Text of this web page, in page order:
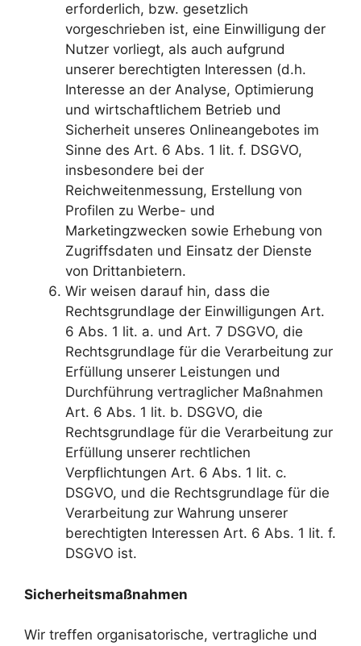
erforderlich, bzw. gesetzlich
vorgeschrieben ist, eine Einwilligung der
Nutzer vorliegt, als auch aufgrund
unserer berechtigten Interessen (d.h.
Interesse an der Analyse, Optimierung
und wirtschaftlichem Betrieb und
Sicherheit unseres Onlineangebotes im
Sinne des Art. 6 Abs. 1 lit. f. DSGVO,
insbesondere bei der
Reichweitenmessung, Erstellung von
Profilen zu Werbe- und
Marketingzwecken sowie Erhebung von
Zugriffsdaten und Einsatz der Dienste
von Drittanbietern.
Wir weisen darauf hin, dass die
Rechtsgrundlage der Einwilligungen Art.
6 Abs. 1 lit. a. und Art. 7 DSGVO, die
Rechtsgrundlage für die Verarbeitung zur
Erfüllung unserer Leistungen und
Durchführung vertraglicher Maßnahmen
Art. 6 Abs. 1 lit. b. DSGVO, die
Rechtsgrundlage für die Verarbeitung zur
Erfüllung unserer rechtlichen
Verpflichtungen Art. 6 Abs. 1 lit. c.
DSGVO, und die Rechtsgrundlage für die
Verarbeitung zur Wahrung unserer
berechtigten Interessen Art. 6 Abs. 1 lit. f.
DSGVO ist.
Sicherheitsmaßnahmen
Wir treffen organisatorische, vertragliche und